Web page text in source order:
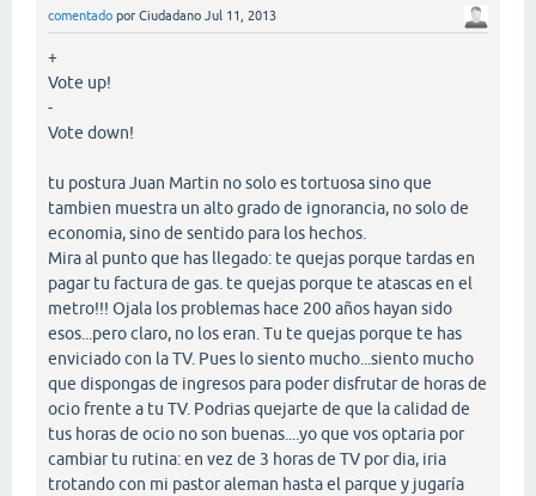
comentado por Ciudadano Jul 11, 2013
+
Vote up!
-
Vote down!
tu postura Juan Martin no solo es tortuosa sino que
tambien muestra un alto grado de ignorancia, no solo de
economia, sino de sentido para los hechos.
Mira al punto que has llegado: te quejas porque tardas en
pagar tu factura de gas. te quejas porque te atascas en el
metro!!! Ojala los problemas hace 200 años hayan sido
esos...pero claro, no los eran. Tu te quejas porque te has
enviciado con la TV. Pues lo siento mucho...siento mucho
que dispongas de ingresos para poder disfrutar de horas de
ocio frente a tu TV. Podrias quejarte de que la calidad de
tus horas de ocio no son buenas....yo que vos optaria por
cambiar tu rutina: en vez de 3 horas de TV por dia, iria
trotando con mi pastor aleman hasta el parque y jugaría